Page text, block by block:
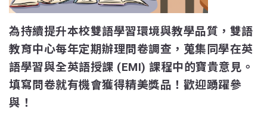
為持續提升本校雙語學習環境與教學品質，雙語
教育中心每年定期辦理問卷調查，蒐集同學在英
語學習與全英語授課 (EMI) 課程中的寶貴意見。
填寫問卷就有機會獲得精美獎品！歡迎踴躍參
與！